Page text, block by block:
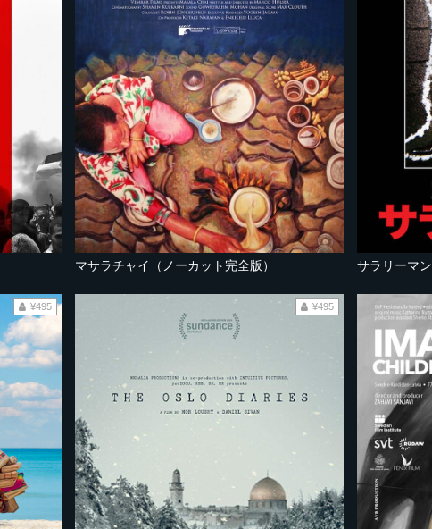
マサラチャイ（ノーカット完全版） サラリーマン
¥495 ¥495